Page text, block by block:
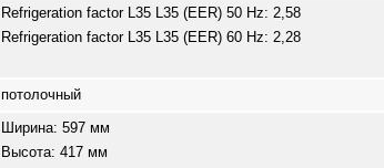
Refrigeration factor L35 L35 (EER) 50 Hz: 2,58
Refrigeration factor L35 L35 (EER) 60 Hz: 2,28
потолочный
Ширина: 597 мм
Высота: 417 мм